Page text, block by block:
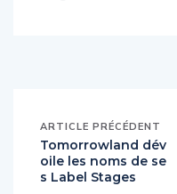
ARTICLE PRÉCÉDENT
Tomorrowland dév
oile les noms de se